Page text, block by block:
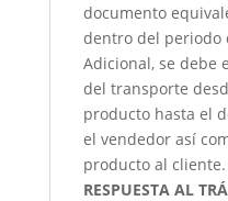
documento
dentro del periodo
Adicional, se debe
del transporte
producto hasta el
el vendedor así
producto al cliente.
RESPUESTA AL